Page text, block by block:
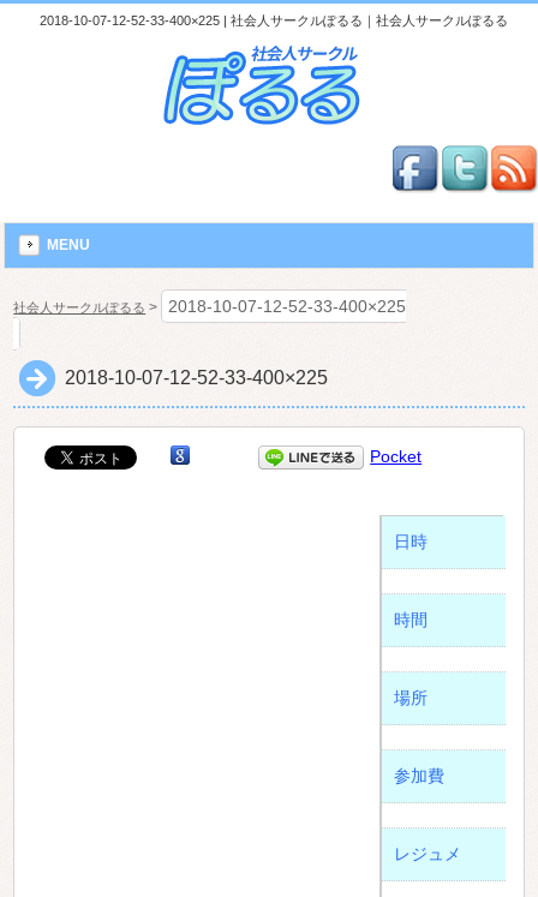
2018-10-07-12-52-33-400×225 | 社会人サークルぽるる｜社会人サークルぽるる
MENU
社会人サークルぽるる > 2018-10-07-12-52-33-400×225
2018-10-07-12-52-33-400×225
Pocket
日時
時間
場所
参加費
レジュメ